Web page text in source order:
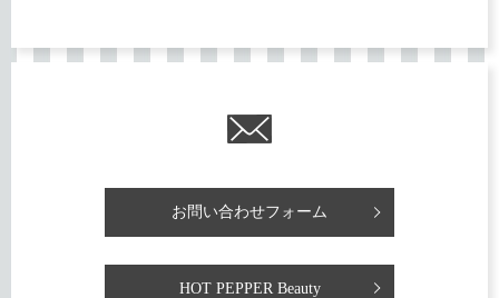
お問い合わせフォーム
HOT PEPPER Beauty